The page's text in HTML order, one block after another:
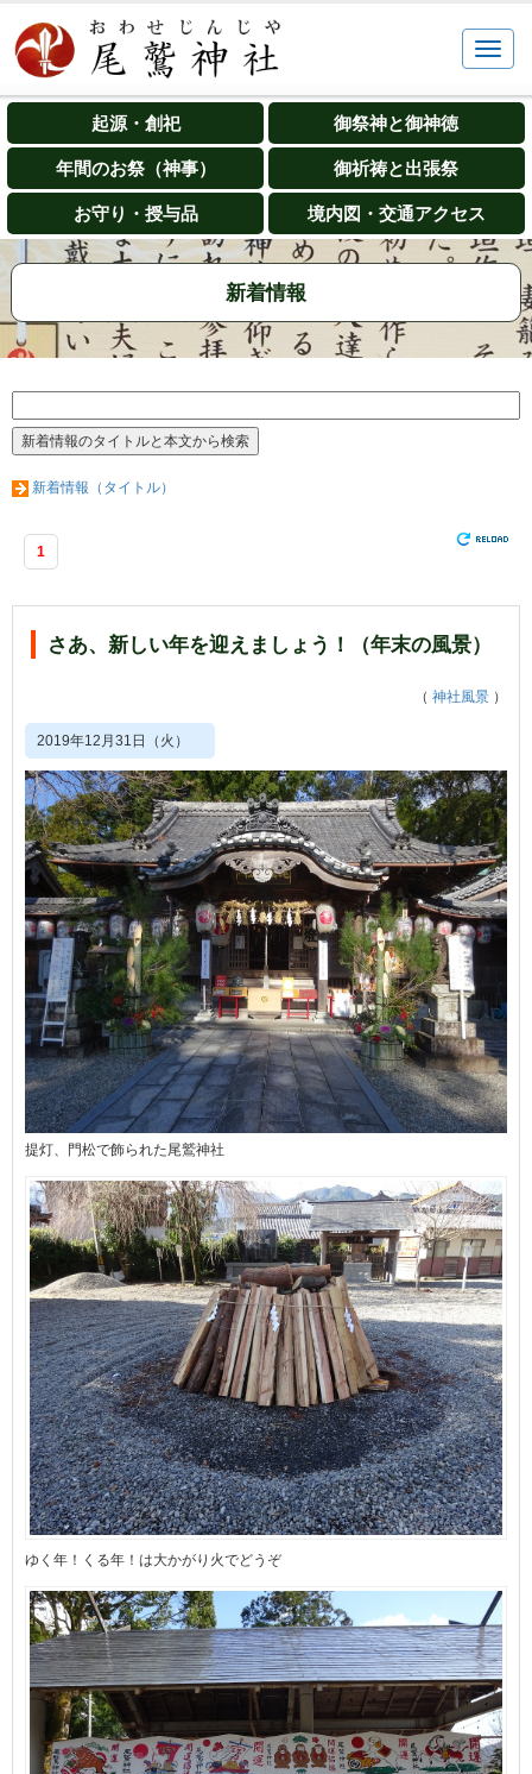
起源・創祀 御祭神と御神徳
年間のお祭（神事） 御祈祷と出張祭
お守り・授与品 境内図・交通アクセス
新着情報
新着情報（タイトル）
1
さあ、新しい年を迎えましょう！（年末の風景）
（ 神社風景 ）
2019年12月31日（火）
提灯、門松で飾られた尾鷲神社
ゆく年！くる年！は大かがり火でどうぞ